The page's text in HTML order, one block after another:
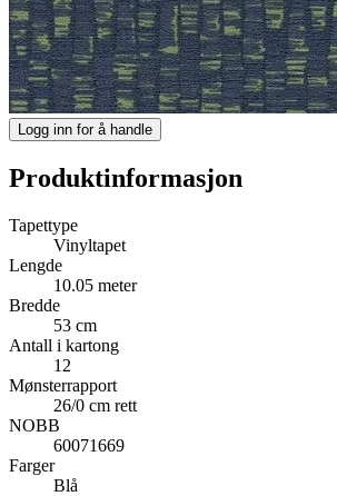
Logg inn for å handle
Produktinformasjon
Tapettype
Vinyltapet
Lengde
10.05 meter
Bredde
53 cm
Antall i kartong
12
Mønsterrapport
26/0 cm rett
NOBB
60071669
Farger
Blå